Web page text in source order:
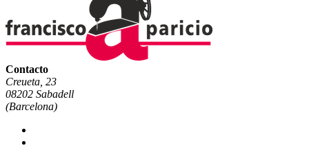
Contacto
Creueta, 23
08202 Sabadell
(Barcelona)